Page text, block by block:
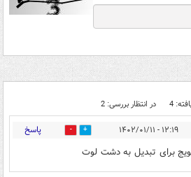
4 در انتظار بررسی: 2
۱۲:۱۹ - ۱۴۰۲/۰۱/۱۱ 1 پاسخ
برای تبدیل به دشت لوت